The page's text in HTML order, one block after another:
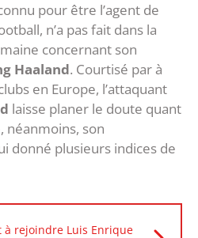
pour être l’agent de
n’a pas fait dans la
concernant son
Haaland. Courtisé par à
en Europe, l’attaquant
laisse planer le doute quant
néanmoins, son
donné plusieurs indices de
à rejoindre Luis Enrique